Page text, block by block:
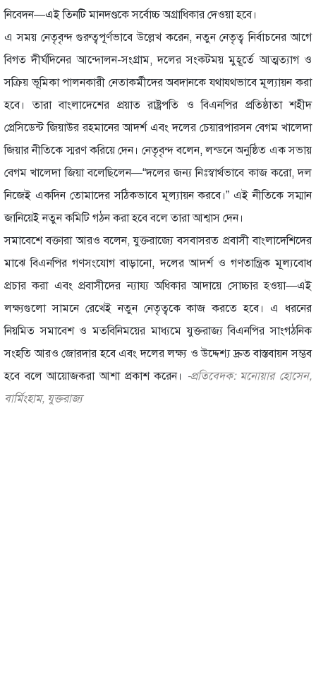
নিবেদন—এই তিনটি মানদণ্ডকে সর্বোচ্চ অগ্রাধিকার দেওয়া হবে।
এ সময় নেতৃবৃন্দ গুরুত্বপূর্ণভাবে উল্লেখ করেন, নতুন নেতৃত্ব নির্বাচনের আগে
বিগত দীর্ঘদিনের আন্দোলন-সংগ্রাম, দলের সংকটময় মুহূর্তে আত্মত্যাগ ও
সক্রিয় ভূমিকা পালনকারী নেতাকর্মীদের অবদানকে যথাযথভাবে মূল্যায়ন করা
হবে। তারা বাংলাদেশের প্রয়াত রাষ্ট্রপতি ও বিএনপির প্রতিষ্ঠাতা শহীদ
প্রেসিডেন্ট জিয়াউর রহমানের আদর্শ এবং দলের চেয়ারপারসন বেগম খালেদা
জিয়ার নীতিকে স্মরণ করিয়ে দেন। নেতৃবৃন্দ বলেন, লন্ডনে অনুষ্ঠিত এক সভায়
বেগম খালেদা জিয়া বলেছিলেন—“দলের জন্য নিঃস্বার্থভাবে কাজ করো, দল
নিজেই একদিন তোমাদের সঠিকভাবে মূল্যায়ন করবে।” এই নীতিকে সম্মান
জানিয়েই নতুন কমিটি গঠন করা হবে বলে তারা আশ্বাস দেন।
সমাবেশে বক্তারা আরও বলেন, যুক্তরাজ্যে বসবাসরত প্রবাসী বাংলাদেশিদের
মাঝে বিএনপির গণসংযোগ বাড়ানো, দলের আদর্শ ও গণতান্ত্রিক মূল্যবোধ
প্রচার করা এবং প্রবাসীদের ন্যায্য অধিকার আদায়ে সোচ্চার হওয়া—এই
লক্ষ্যগুলো সামনে রেখেই নতুন নেতৃত্বকে কাজ করতে হবে। এ ধরনের
নিয়মিত সমাবেশ ও মতবিনিময়ের মাধ্যমে যুক্তরাজ্য বিএনপির সাংগঠনিক
সংহতি আরও জোরদার হবে এবং দলের লক্ষ্য ও উদ্দেশ্য দ্রুত বাস্তবায়ন সম্ভব
হবে বলে আয়োজকরা আশা প্রকাশ করেন। -প্রতিবেদক: মনোয়ার হোসেন,
বার্মিংহাম, যুক্তরাজ্য